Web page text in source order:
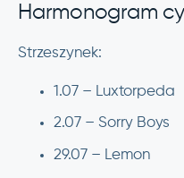
Harmonogram
Strzeszynek:
1.07 – Luxtorpeda
2.07 – Sorry Boys
29.07 – Lemon